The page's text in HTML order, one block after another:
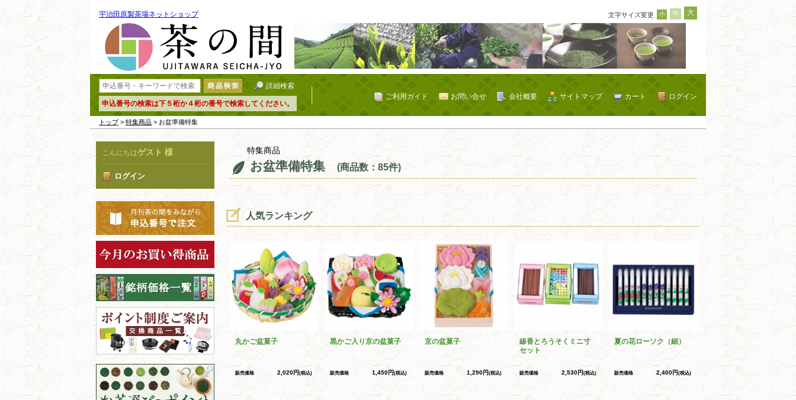
宇治田原製茶場ネットショップ 文字サイズ変更 小 中 大
詳細検索
申込番号の検索は下５桁か４桁の番号で検索してください。
ログイン
カート
サイトマップ
会社概要
お問い合せ
ご利用ガイド
トップ> 特集商品 > お盆準備特集
こんにちはゲスト 様
ログイン
特集商品
お盆準備特集 (商品数：85件)
人気ランキング
丸かご盆菓子
販売価格 2,020円(税込)
黒かご入り京の盆菓子
販売価格 1,450円(税込)
京の盆菓子
販売価格 1,290円(税込)
線香とろうそくミニ寸
セット
販売価格 2,530円(税込)
夏の花ローソク（細）
販売価格 2,400円(税込)